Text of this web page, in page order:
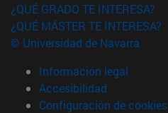
¿QUÉ GRADO TE INTERESA?
¿QUÉ MÁSTER TE INTERESA?
© Universidad de Navarra
Información legal
Accesibilidad
Configuración de cookies